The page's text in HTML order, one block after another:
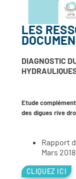
LES
DIAGNOSTIC
Etude
des digues rive
Rapport
Mars 2018
CLIQUEZ ICI